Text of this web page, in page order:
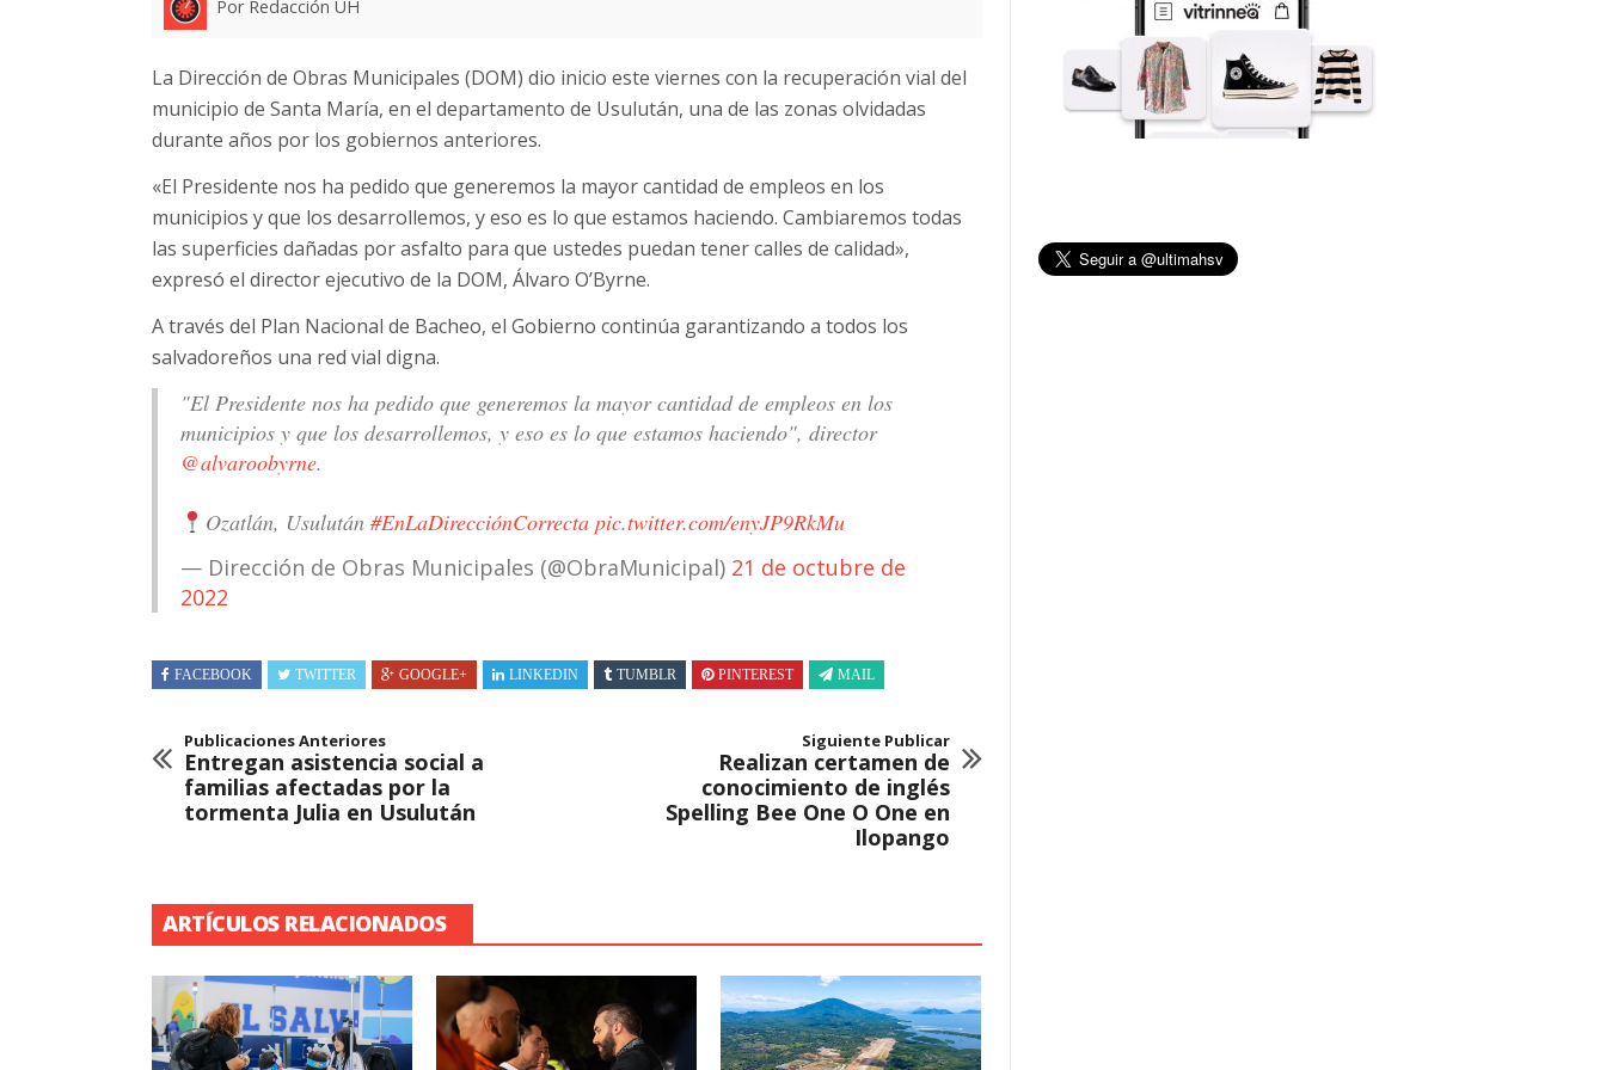
Por Redacción UH
La Dirección de Obras Municipales (DOM) dio inicio este viernes con la recuperación vial del
municipio de Santa María, en el departamento de Usulután, una de las zonas olvidadas
durante años por los gobiernos anteriores.
«El Presidente nos ha pedido que generemos la mayor cantidad de empleos en los
municipios y que los desarrollemos, y eso es lo que estamos haciendo. Cambiaremos todas
las superficies dañadas por asfalto para que ustedes puedan tener calles de calidad»,
expresó el director ejecutivo de la DOM, Álvaro O’Byrne.
A través del Plan Nacional de Bacheo, el Gobierno continúa garantizando a todos los
salvadoreños una red vial digna.
"El Presidente nos ha pedido que generemos la mayor cantidad de empleos en los
municipios y que los desarrollemos, y eso es lo que estamos haciendo", director
@alvaroobyrne.
Ozatlán, Usulután #EnLaDirecciónCorrecta pic.twitter.com/enyJP9RkMu
— Dirección de Obras Municipales (@ObraMunicipal) 21 de octubre de
2022
FACEBOOK TWITTER GOOGLE+ LINKEDIN TUMBLR PINTEREST MAIL
Publicaciones Anteriores
Entregan asistencia social a
familias afectadas por la
tormenta Julia en Usulután
Siguiente Publicar
Realizan certamen de
conocimiento de inglés
Spelling Bee One O One en
Ilopango
ARTÍCULOS RELACIONADOS